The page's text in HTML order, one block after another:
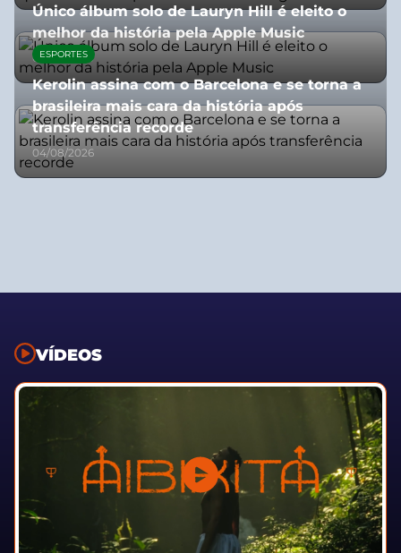
Único álbum solo de Lauryn Hill é eleito o
melhor da história pela Apple Music
06/08/2026
ESPORTES
Kerolin assina com o Barcelona e se torna a
brasileira mais cara da história após
transferência recorde
04/08/2026
VÍDEOS